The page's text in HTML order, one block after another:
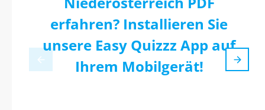
erfahren? Installieren Sie
unsere Easy Quizzz App auf
Ihrem Mobilgerät!